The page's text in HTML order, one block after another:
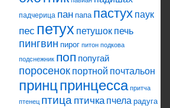
падчерица пан папа пастух паук
пес петух петушок печь
пингвин пирог питон подкова
подснежник поп попугай
поросенок портной почтальон
принцпринцесса притча
птенец птица птичка пчела радуга